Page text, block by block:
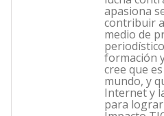
apasiona
contribuir
medio de
formación
cree que
mundo, y
Internet y
para